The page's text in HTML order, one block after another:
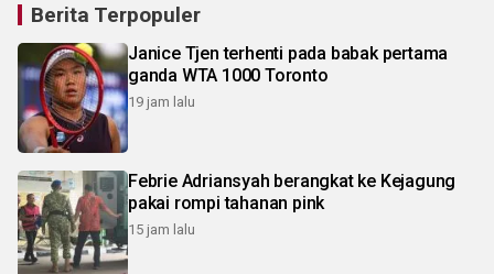
Berita Terpopuler
Janice Tjen terhenti pada babak pertama
ganda WTA 1000 Toronto
19 jam lalu
Febrie Adriansyah berangkat ke Kejagung
pakai rompi tahanan pink
15 jam lalu